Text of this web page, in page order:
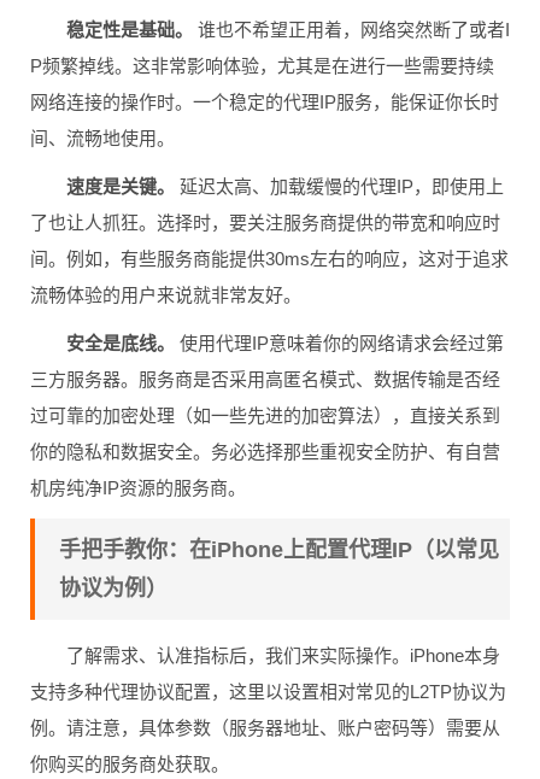
稳定性是基础。
谁也不希望正用着，网络突然断了或者I
P频繁掉线。这非常影响体验，尤其是在进行一些需要持续
网络连接的操作时。一个稳定的代理IP服务，能保证你长时
间、流畅地使用。
速度是关键。
延迟太高、加载缓慢的代理IP，即使用上
了也让人抓狂。选择时，要关注服务商提供的带宽和响应时
间。例如，有些服务商能提供30ms左右的响应，这对于追求
流畅体验的用户来说就非常友好。
安全是底线。
使用代理IP意味着你的网络请求会经过第
三方服务器。服务商是否采用高匿名模式、数据传输是否经
过可靠的加密处理（如一些先进的加密算法），直接关系到
你的隐私和数据安全。务必选择那些重视安全防护、有自营
机房纯净IP资源的服务商。
手把手教你：在iPhone上配置代理IP（以常见
协议为例）
了解需求、认准指标后，我们来实际操作。iPhone本身
支持多种代理协议配置，这里以设置相对常见的L2TP协议为
例。请注意，具体参数（服务器地址、账户密码等）需要从
你购买的服务商处获取。